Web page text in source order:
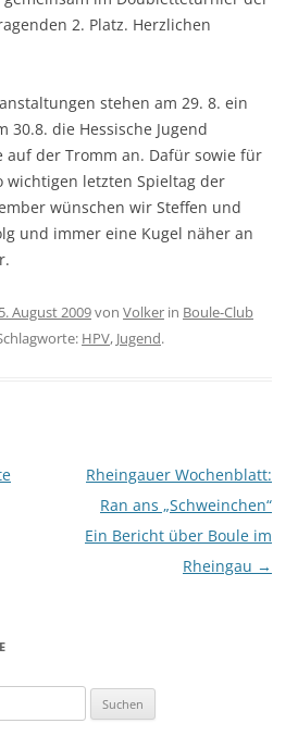
2. Platz. Herzlichen
stehen am 29. 8. ein
30.8. die Hessische Jugend
der Tromm an. Dafür sowie für
wichtigen letzten Spieltag der
wünschen wir Steffen und
und immer eine Kugel näher an
5. August 2009von Volker in Boule-Club
HPV, Jugend.
Rheingauer Wochenblatt:
Ran ans „Schweinchen“
Ein Bericht über Boule im
Rheingau →